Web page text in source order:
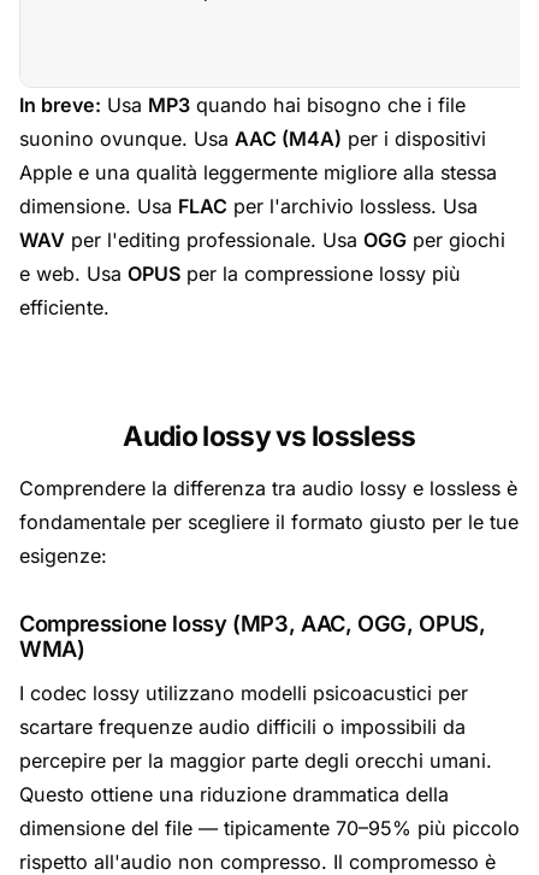
In breve: Usa MP3 quando hai bisogno che i file
suonino ovunque. Usa AAC (M4A) per i dispositivi
Apple e una qualità leggermente migliore alla stessa
dimensione. Usa FLAC per l'archivio lossless. Usa
WAV per l'editing professionale. Usa OGG per giochi
e web. Usa OPUS per la compressione lossy più
efficiente.
Audio lossy vs lossless
Comprendere la differenza tra audio lossy e lossless è
fondamentale per scegliere il formato giusto per le tue
esigenze:
Compressione lossy (MP3, AAC, OGG, OPUS,
WMA)
I codec lossy utilizzano modelli psicoacustici per
scartare frequenze audio difficili o impossibili da
percepire per la maggior parte degli orecchi umani.
Questo ottiene una riduzione drammatica della
dimensione del file — tipicamente 70–95% più piccolo
rispetto all'audio non compresso. Il compromesso è